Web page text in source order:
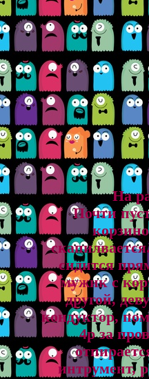
На
Почти
сидится
мужик с
другой,
кондуктор,
4р за
интрумент,